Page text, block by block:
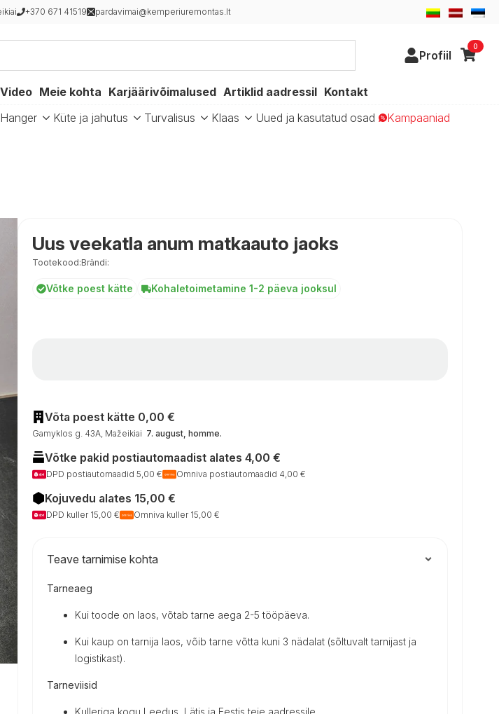
+370 671 41519 pardavimai@kemperiuremontas.lt
Profiil
0
Video Meie kohta Karjäärivõimalused Artiklid aadressil Kontakt
Hanger Küte ja jahutus Turvalisus Klaas Uued ja kasutatud osad Kampaaniad
Uus veekatla anum matkaauto jaoks
Tootekood:Brändi:
Võtke poest kätte Kohaletoimetamine 1-2 päeva jooksul
Võta poest kätte 0,00 €
Gamyklos g. 43A, Mažeikiai 7. august, homme.
Võtke pakid postiautomaadist alates 4,00 €
DPD postiautomaadid 5,00 € Omniva postiautomaadid 4,00 €
Kojuvedu alates 15,00 €
DPD kuller 15,00 € Omniva kuller 15,00 €
Teave tarnimise kohta
Tarneaeg
Kui toode on laos, võtab tarne aega 2-5 tööpäeva.
Kui kaup on tarnija laos, võib tarne võtta kuni 3 nädalat (sõltuvalt tarnijast ja
logistikast).
Tarneviisid
Kulleriga kogu Leedus, Lätis ja Eestis teie aadressile.